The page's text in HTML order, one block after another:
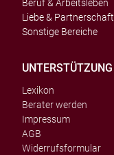
Beruf & Arbeitsleben
Liebe & Partnerschaft
Sonstige Bereiche
UNTERSTÜTZUNG
Lexikon
Berater werden
Impressum
AGB
Widerrufsformular